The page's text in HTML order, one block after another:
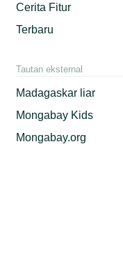
Cerita Fitur
Terbaru
Tautan eksternal
Madagaskar liar
Mongabay Kids
Mongabay.org